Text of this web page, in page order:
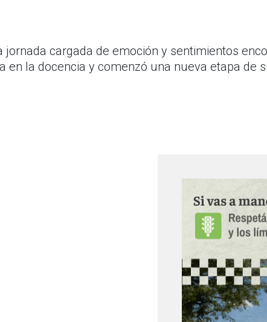
cargada de emoción y sentimientos
la docencia y comenzó una nueva etapa de